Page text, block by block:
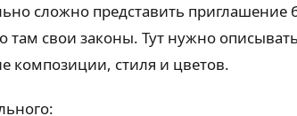
сложно представить
свои законы. Тут нужно
композиции, стиля и цветов.